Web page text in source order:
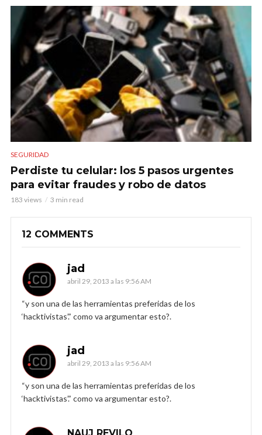
SEGURIDAD
Perdiste tu celular: los 5 pasos urgentes
para evitar fraudes y robo de datos
183 views 3 min read
12 COMMENTS
jad
abril 29, 2013 a las 9:56 AM
“y son una de las herramientas preferidas de los
‘hacktivistas’.” como va argumentar esto?.
jad
abril 29, 2013 a las 9:56 AM
“y son una de las herramientas preferidas de los
‘hacktivistas’.” como va argumentar esto?.